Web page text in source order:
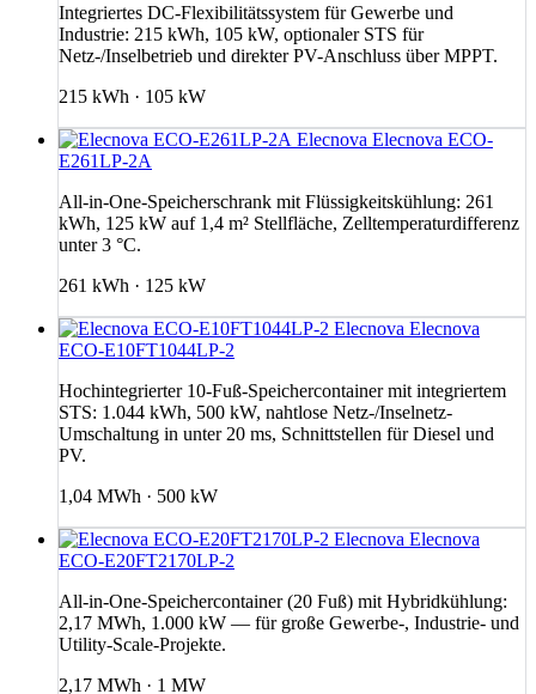
Integriertes DC-Flexibilitätssystem für Gewerbe und
Industrie: 215 kWh, 105 kW, optionaler STS für
Netz-/Inselbetrieb und direkter PV-Anschluss über MPPT.
215 kWh · 105 kW
Elecnova Elecnova ECO-
E261LP-2A
All-in-One-Speicherschrank mit Flüssigkeitskühlung: 261
kWh, 125 kW auf 1,4 m² Stellfläche, Zelltemperaturdifferenz
unter 3 °C.
261 kWh · 125 kW
Elecnova Elecnova
ECO-E10FT1044LP-2
Hochintegrierter 10-Fuß-Speichercontainer mit integriertem
STS: 1.044 kWh, 500 kW, nahtlose Netz-/Inselnetz-
Umschaltung in unter 20 ms, Schnittstellen für Diesel und
PV.
1,04 MWh · 500 kW
Elecnova Elecnova
ECO-E20FT2170LP-2
All-in-One-Speichercontainer (20 Fuß) mit Hybridkühlung:
2,17 MWh, 1.000 kW — für große Gewerbe-, Industrie- und
Utility-Scale-Projekte.
2,17 MWh · 1 MW